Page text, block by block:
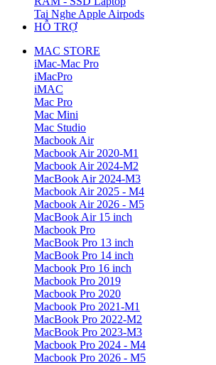
Tai Nghe Apple Airpods
HỖ TRỢ
MAC STORE
iMac-Mac Pro
iMacPro
iMAC
Mac Pro
Mac Mini
Mac Studio
Macbook Air
Macbook Air 2020-M1
Macbook Air 2024-M2
MacBook Air 2024-M3
Macbook Air 2025 - M4
Macbook Air 2026 - M5
MacBook Air 15 inch
Macbook Pro
MacBook Pro 13 inch
MacBook Pro 14 inch
Macbook Pro 16 inch
Macbook Pro 2019
Macbook Pro 2020
Macbook Pro 2021-M1
MacBook Pro 2022-M2
MacBook Pro 2023-M3
Macbook Pro 2024 - M4
Macbook Pro 2026 - M5